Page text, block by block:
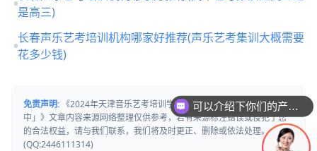
是高三)
长春声乐艺考培训机构哪家好推荐(声乐艺考集训大概需要
花多少钱)
免责声明: 《2024年天津音乐艺考培训学校哪家好「26届集训招生
中」》文章内容来源网络整理仅供参考，若有来源标注错误或侵犯了您
的合法权益，请与我们联系，我们将及时更正、删除或依法处理。
(QQ:2446111314)
你们是怎么收费的呢